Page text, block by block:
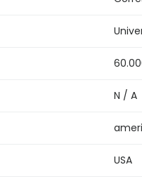
N / A
USA